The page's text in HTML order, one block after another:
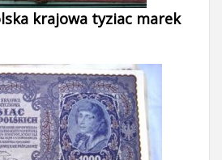
krajowa tyziac marek